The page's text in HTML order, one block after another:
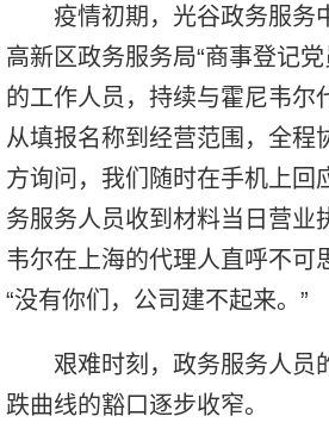
疫情初期，光谷政务服务
高新区政务服务局“商事登记
的工作人员，持续与霍尼韦尔
从填报名称到经营范围，全程
方询问，我们随时在手机上回
务服务人员收到材料当日营业
韦尔在上海的代理人直呼不可
“没有你们，公司建不起来。”
艰难时刻，政务服务人员
跌曲线的豁口逐步收窄。